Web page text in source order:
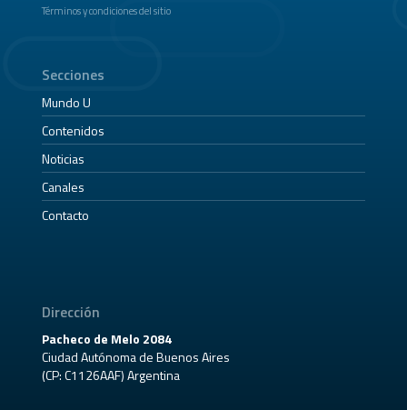
Términos y condiciones del sitio
Secciones
Mundo U
Contenidos
Noticias
Canales
Contacto
Dirección
Pacheco de Melo 2084
Ciudad Autónoma de Buenos Aires
(CP: C1126AAF) Argentina